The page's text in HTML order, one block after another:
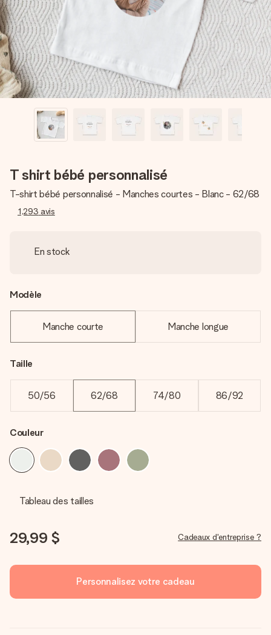
Créez quelque chose d’unique en quelques étapes – avec
son prénom, votre photo ou un message qui touche le cœur.
Sans complications, juste tout l’amour pour le moment idéal.
T shirt bébé personnalisé
T-shirt bébé personnalisé - Manches courtes - Blanc - 62/68
1,293 avis
En stock
Modèle
Manche courte Manche longue
Taille
50/56 62/68 74/80 86/92
Couleur
Tableau des tailles
29,99 $ Cadeaux d'entreprise ?
Personnalisez votre cadeau